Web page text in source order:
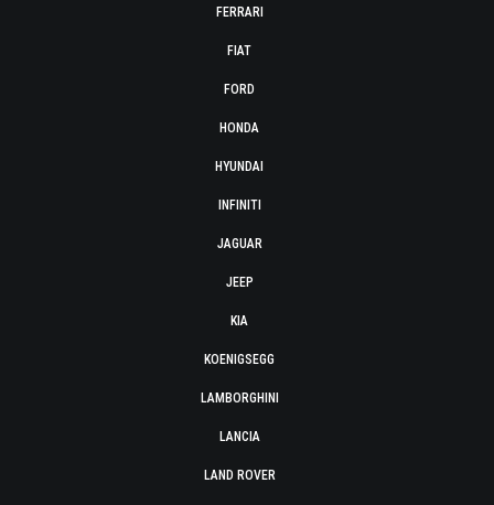
FERRARI
FIAT
FORD
HONDA
HYUNDAI
INFINITI
JAGUAR
JEEP
KIA
KOENIGSEGG
LAMBORGHINI
LANCIA
LAND ROVER